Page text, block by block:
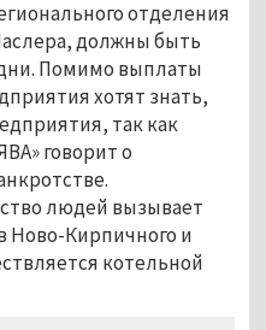
отделения
должны быть
Помимо выплаты
хотят знать,
так как
говорит о
людей вызывает
Ново-Кирпичного и
котельной